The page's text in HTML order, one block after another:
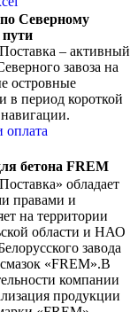
Северному
– активный
завоза на
островные
в период короткой
оплата
бетона FREM
обладает
правами и
на территории
области и НАО
завода
«FREM».В
компании
продукции